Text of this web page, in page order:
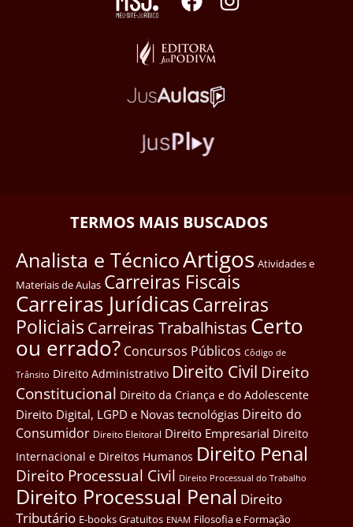
TERMOS MAIS BUSCADOS
Analista e TécnicoArtigos Atividades e
Materiais de Aulas Carreiras Fiscais
Carreiras JurídicasCarreiras
Policiais Carreiras Trabalhistas Certo
ou errado? Concursos Públicos Côdigo de
Trânsito Direito Administrativo Direito Civil Direito
Constitucional Direito da Criança e do Adolescente
Direito Digital, LGPD e Novas tecnológias Direito do
Consumidor Direito Eleitoral Direito Empresarial Direito
Internacional e Direitos Humanos Direito Penal
Direito Processual Civil Direito Processual do Trabalho
Direito Processual Penal Direito
Tributário E-books Gratuitos ENAM Filosofia e Formação